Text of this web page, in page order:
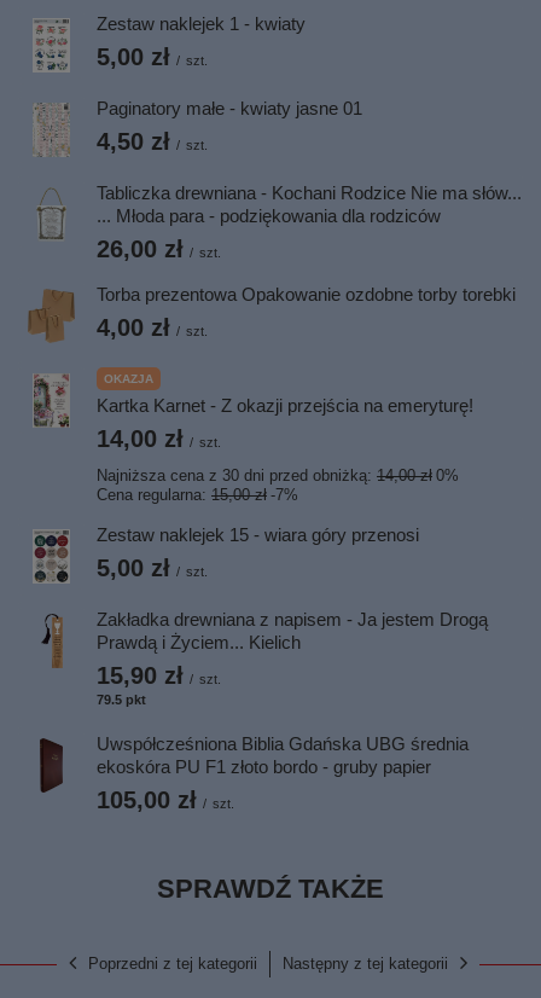
Zestaw naklejek 1 - kwiaty
5,00 zł / szt.
Paginatory małe - kwiaty jasne 01
4,50 zł / szt.
Tabliczka drewniana - Kochani Rodzice Nie ma słów...
... Młoda para - podziękowania dla rodziców
26,00 zł / szt.
Torba prezentowa Opakowanie ozdobne torby torebki
4,00 zł / szt.
OKAZJA
Kartka Karnet - Z okazji przejścia na emeryturę!
14,00 zł / szt.
Najniższa cena z 30 dni przed obniżką: 14,00 zł 0%
Cena regularna: 15,00 zł -7%
Zestaw naklejek 15 - wiara góry przenosi
5,00 zł / szt.
Zakładka drewniana z napisem - Ja jestem Drogą
Prawdą i Życiem... Kielich
15,90 zł / szt.
79.5 pkt
Uwspółcześniona Biblia Gdańska UBG średnia
ekoskóra PU F1 złoto bordo - gruby papier
105,00 zł / szt.
SPRAWDŹ TAKŻE
Poprzedni z tej kategorii Następny z tej kategorii